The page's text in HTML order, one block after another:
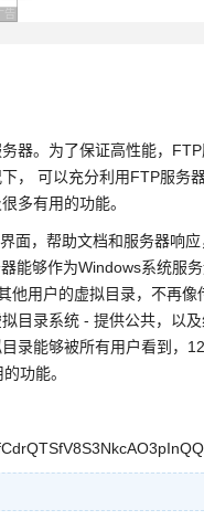
广告 商业广告，理性选择
器。为了保证高性能，
， 可以充分利用FTP服
多有用的功能。
面，帮助文档和服务器响
能够作为Windows系统服
他用户的虚拟目录，不再
目录系统 - 提供公共，以
录能够被所有用户看到，
功能。